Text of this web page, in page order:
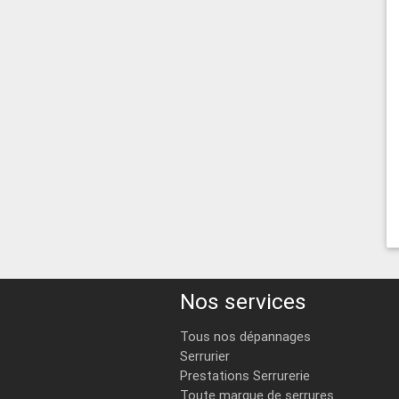
Nos services
Tous nos dépannages
Serrurier
Prestations Serrurerie
Toute marque de serrures